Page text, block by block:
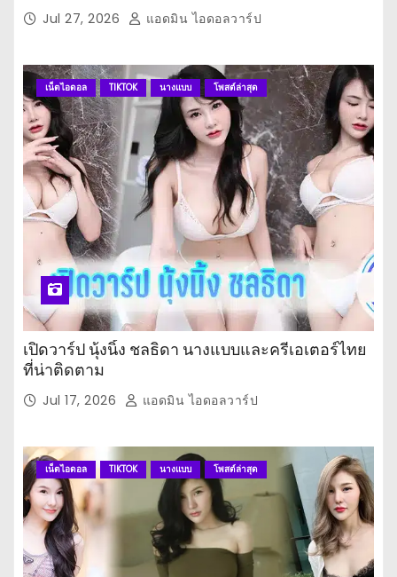
Jul 27, 2026 แอดมิน ไอดอลวาร์ป
เน็ตไอดอล TIKTOK นางแบบ โพสต์ล่าสุด
เปิดวาร์ป นุ้งนิ้ง ชลธิดา นางแบบและครีเอเตอร์ไทย
ที่น่าติดตาม
Jul 17, 2026 แอดมิน ไอดอลวาร์ป
เน็ตไอดอล TIKTOK นางแบบ โพสต์ล่าสุด